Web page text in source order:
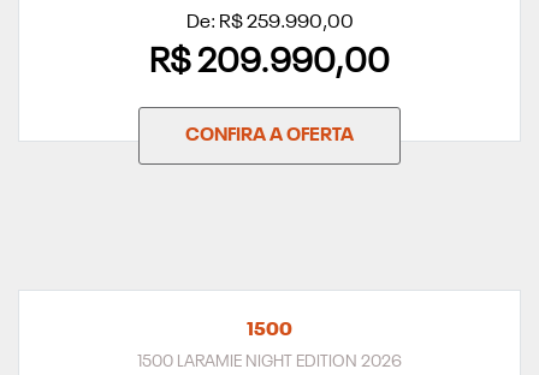
De: R$ 259.990,00
R$ 209.990,00
CONFIRA A OFERTA
1500
1500 LARAMIE NIGHT EDITION 2026